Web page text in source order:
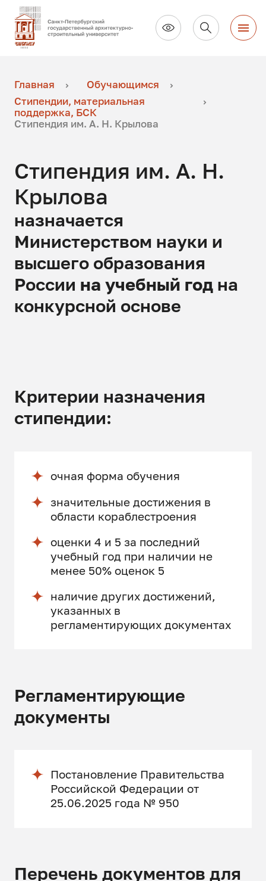
Главная
Обучающимся
Стипендии, материальная
поддержка, БСК
Стипендия им. А. Н. Крылова
Стипендия им. А. Н.
Крылова
назначается
Министерством науки и
высшего образования
России на учебный год на
конкурсной основе
Критерии назначения
стипендии:
очная форма обучения
значительные достижения в
области кораблестроения
оценки 4 и 5 за последний
учебный год при наличии не
менее 50% оценок 5
наличие других достижений,
указанных в
регламентирующих документах
Регламентирующие
документы
Постановление Правительства
Российской Федерации от
25.06.2025 года № 950
Перечень документов для